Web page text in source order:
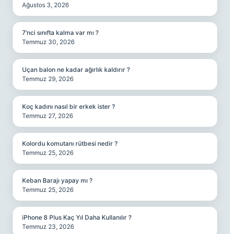
Ağustos 3, 2026
7’nci sınıfta kalma var mı ?
Temmuz 30, 2026
Uçan balon ne kadar ağırlık kaldırır ?
Temmuz 29, 2026
Koç kadını nasıl bir erkek ister ?
Temmuz 27, 2026
Kolordu komutanı rütbesi nedir ?
Temmuz 25, 2026
Keban Barajı yapay mı ?
Temmuz 25, 2026
iPhone 8 Plus Kaç Yıl Daha Kullanılır ?
Temmuz 23, 2026